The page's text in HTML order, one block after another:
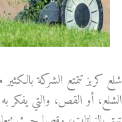
شلع كربز تتمتع الشركة
الشلع، أو القص، والتي يفكر